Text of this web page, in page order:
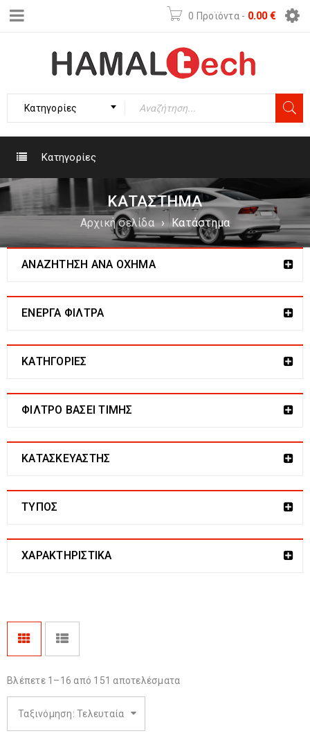
0 Προϊόντα - 0.00€
Κατηγορίες
Κατηγορίες
ΚΑΤΆΣΤΗΜΑ
Αρχική σελίδα › Κατάστημα
ΑΝΑΖΉΤΗΣΗ ΑΝΆ ΌΧΗΜΑ
ΕΝΕΡΓΆ ΦΊΛΤΡΑ
ΚΑΤΗΓΟΡΙΕΣ
ΦΙΛΤΡΟ ΒΑΣΕΙ ΤΙΜΗΣ
ΚΑΤΑΣΚΕΥΑΣΤΗΣ
ΤΎΠΟΣ
ΧΑΡΑΚΤΗΡΙΣΤΙΚΆ
Βλέπετε 1–16 από 151 αποτελέσματα
Ταξινόμηση: Τελευταία